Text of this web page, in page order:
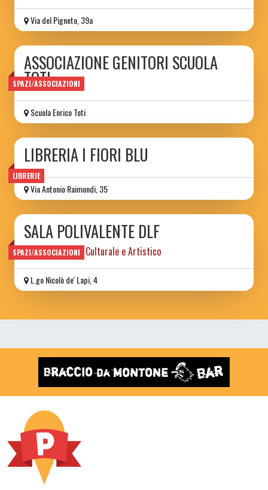
Via del Pigneto, 39a
SPAZI/ASSOCIAZIONI
ASSOCIAZIONE GENITORI SCUOLA
TOTI
Scuola Enrico Toti
LIBRERIE
LIBRERIA I FIORI BLU
Via Antonio Raimondi, 35
SPAZI/ASSOCIAZIONI
SALA POLIVALENTE DLF
Centro Sportivo, Culturale e Artistico
L.go Nicolò de' Lapi, 4